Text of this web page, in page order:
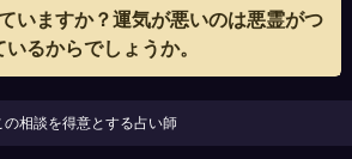
いますか？運気が悪いのは悪霊がつ
いるからでしょうか。
の相談を得意とする占い師